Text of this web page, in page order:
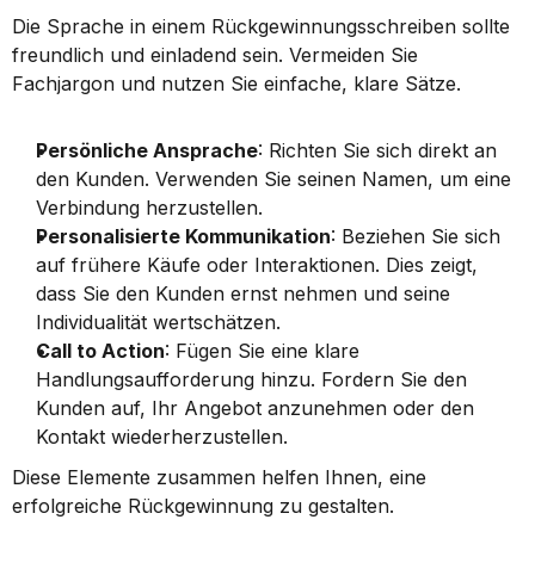
Die Sprache in einem Rückgewinnungsschreiben sollte
freundlich und einladend sein. Vermeiden Sie
Fachjargon und nutzen Sie einfache, klare Sätze.
Persönliche Ansprache: Richten Sie sich direkt an
den Kunden. Verwenden Sie seinen Namen, um eine
Verbindung herzustellen.
Personalisierte Kommunikation: Beziehen Sie sich
auf frühere Käufe oder Interaktionen. Dies zeigt,
dass Sie den Kunden ernst nehmen und seine
Individualität wertschätzen.
Call to Action: Fügen Sie eine klare
Handlungsaufforderung hinzu. Fordern Sie den
Kunden auf, Ihr Angebot anzunehmen oder den
Kontakt wiederherzustellen.
Diese Elemente zusammen helfen Ihnen, eine
erfolgreiche Rückgewinnung zu gestalten.